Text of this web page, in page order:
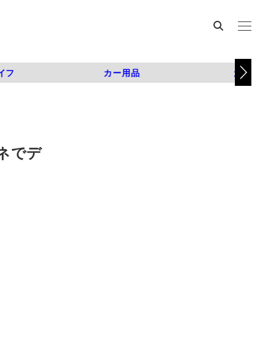
フ カー用品 カスタム
でデ